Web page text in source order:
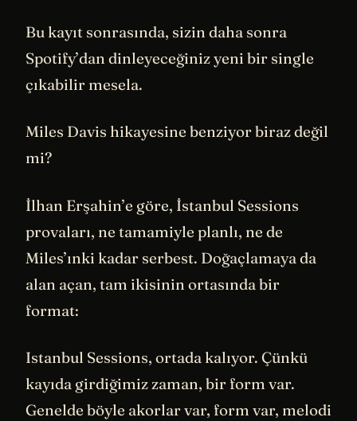
Bu kayıt sonrasında, sizin daha sonra
Spotify’dan dinleyeceğiniz yeni bir single
çıkabilir mesela.
Miles Davis hikayesine benziyor biraz değil
mi?
İlhan Erşahin’e göre, İstanbul Sessions
provaları, ne tamamiyle planlı, ne de
Miles’ınki kadar serbest. Doğaçlamaya da
alan açan, tam ikisinin ortasında bir
format:
Istanbul Sessions, ortada kalıyor. Çünkü
kayıda girdiğimiz zaman, bir form var.
Genelde böyle akorlar var, form var, melodi